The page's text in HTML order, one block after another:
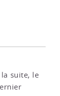
suite, le